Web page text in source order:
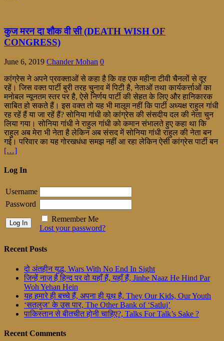
कुज मरन दा शौक वी सी (DEATH WISH OF
CONGRESS)
June 6, 2019 Chander Mohan 0
कांग्रेस ने अपने प्रवक्ताओं से कहा है कि वह एक महीना टीवी चैनलों से दूर
रहें। जिस वक्त पार्टी बुरी तरह चुनाव में पिटी है, नेताओं तथा कार्यकर्त्ताओं का
मनोबल न्यूनतम स्तर पर है, ऐसे निर्णय पार्टी की सेहत के लिए और हानिकारक
साबित हो सकते हैं। इस वक्त तो यह भी मालूम नहीं कि पार्टी अध्यक्ष राहुल गांधी
रह रहें हैं या जा रहें हैं? सोनिया गांधी को कांग्रेस की संसदीय दल की नेता चुन
लिया गया। सोनिया गांधी ने राहुल गांधी को कमान संभालते हुए कहा था कि
राहुल अब मेरा भी नेता है लेकिन अब संसद में सोनिया गांधी राहुल की नेता बन
गई। परिवार का यह गोरखधंधा समझ नहीं आ रहा लेकिन ऐसी कांग्रेस पार्टी बन
[…]
Log In
Username
Password
Remember Me
Lost your password?
Recent Posts
दो अंतहीन युद्ध, Wars With No End In Sight
जिन्हें नाज़ है हिन्द पर वो यहाँ हैं, यहाँ हैं, Jinhe Naaz He Hind Par
Woh Yehan Hein
यह हमारे ही बच्चे हैं, अपना ही यूथ है, They Our Kids, Our Youth
‘सतलुज’ के उस पार, The Other Bank of ‘Satluj’
पाकिस्तान से बीतचीत होनी चाहिए?, Talks For Talk’s Sake ?
Recent Comments